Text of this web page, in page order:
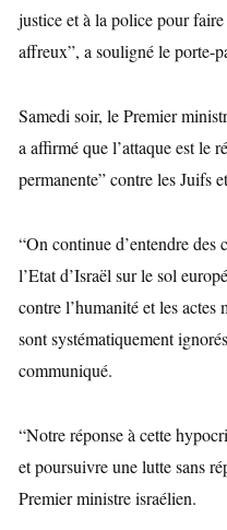
justice et à la police pour
affreux”, a souligné le porte-
Samedi soir, le Premier
a affirmé que l’attaque est le
permanente” contre les Juifs
“On continue d’entendre des
l’Etat d’Israël sur le sol
contre l’humanité et les
sont systématiquement
communiqué.
“Notre réponse à cette
et poursuivre une lutte sans
Premier ministre israélien.